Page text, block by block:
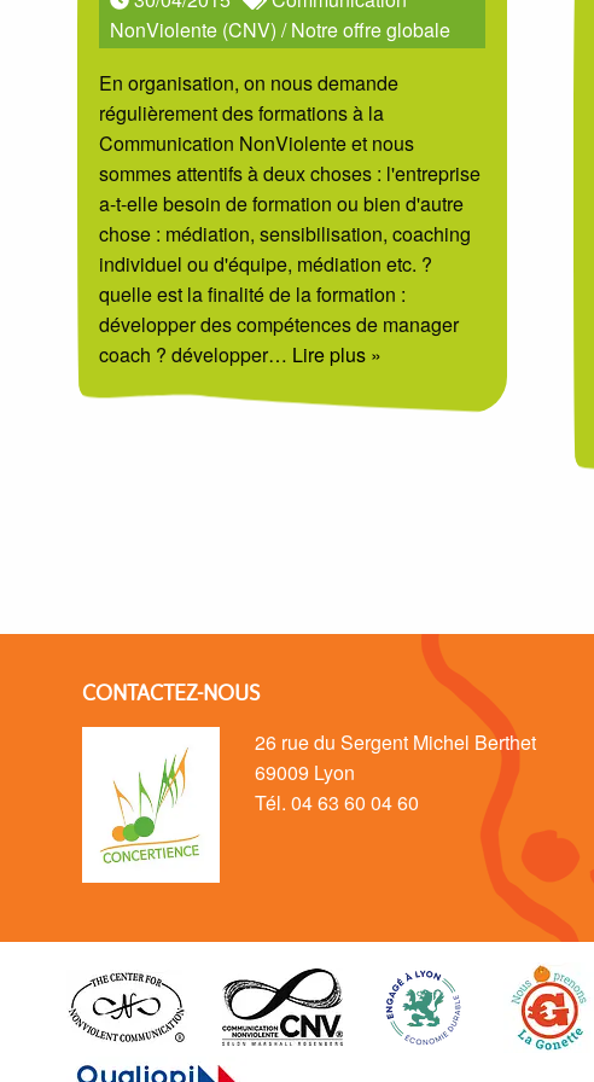
NonViolente (CNV) /Notre offre globale
En organisation, on nous demande
régulièrement des formations à la
Communication NonViolente et nous
sommes attentifs à deux choses : l'entreprise
a-t-elle besoin de formation ou bien d'autre
chose : médiation, sensibilisation, coaching
individuel ou d'équipe, médiation etc. ?
quelle est la finalité de la formation :
développer des compétences de manager
coach ? développer… Lire plus »
CONTACTEZ-NOUS
26 rue du Sergent Michel Berthet
69009 Lyon
Tél. 04 63 60 04 60